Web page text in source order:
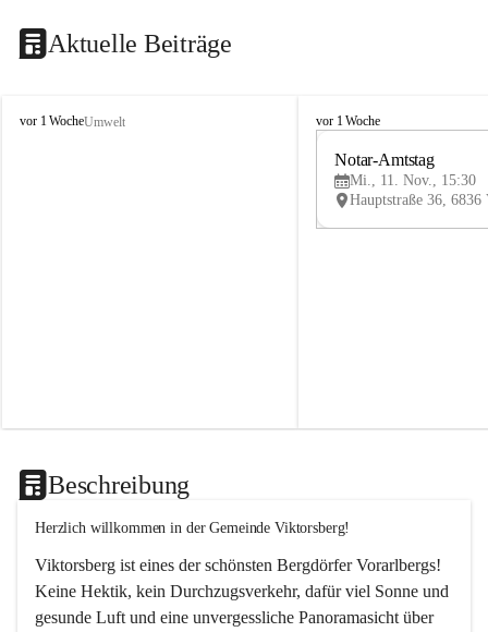
Aktuelle Beiträge
V
vor 1 WocheUmwelt
V
vor 1 Woche
Notar-Amtstag
Mi., 11. Nov., 15:30
Beschreibung
Herzlich willkommen in der Gemeinde Viktorsberg!
Viktorsberg ist eines der schönsten Bergdörfer Vorarlbergs!
Keine Hektik, kein Durchzugsverkehr, dafür viel Sonne und
gesunde Luft und eine unvergessliche Panoramasicht über